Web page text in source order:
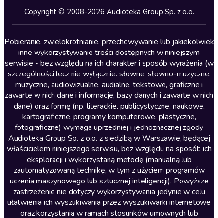
Kryminały
Lektury szkolne
Literatura anglojęzyczna
Literatura faktu
Literatura obyczajowa
Literatura piękna obca
Literatura piękna polska
Nagrania relaksacyjne
Nauka języków
Nauki humanistyczne
Podcasty i audycje
Polityka
Prasa
Copyright © 2008-2026 Audioteka Group Sp. z o.o.
Pobieranie, zwielokrotnianie, przechowywanie lub jakiekolwiek
inne wykorzystywanie treści dostępnych w niniejszym
serwisie - bez względu na ich charakter i sposób wyrażenia (w
szczególności lecz nie wyłącznie: słowne, słowno-muzyczne,
muzyczne, audiowizualne, audialne, tekstowe, graficzne i
zawarte w nich dane i informacje, bazy danych i zawarte w nich
dane) oraz formę (np. literackie, publicystyczne, naukowe,
kartograficzne, programy komputerowe, plastyczne,
fotograficzne) wymaga uprzedniej i jednoznacznej zgody
Audioteka Group Sp. z o.o. z siedzibą w Warszawie, będącej
właścicielem niniejszego serwisu, bez względu na sposób ich
eksploracji i wykorzystaną metodę (manualną lub
zautomatyzowaną technikę, w tym z użyciem programów
uczenia maszynowego lub sztucznej inteligencji). Powyższe
zastrzeżenie nie dotyczy wykorzystywania jedynie w celu
ułatwienia ich wyszukiwania przez wyszukiwarki internetowe
oraz korzystania w ramach stosunków umownych lub